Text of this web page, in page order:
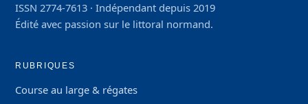
ISSN 2774-7613 · Indépendant depuis 2019
Édité avec passion sur le littoral normand.
RUBRIQUES
Course au large & régates